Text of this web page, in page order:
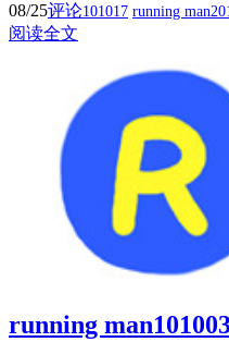
08/25评论101017 running
阅读全文
running